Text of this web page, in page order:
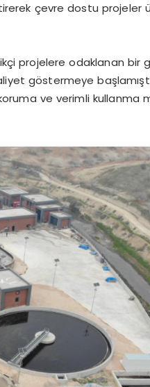
çevre dostu projeler
projelere odaklanan bir
göstermeye
ve verimli kullanma